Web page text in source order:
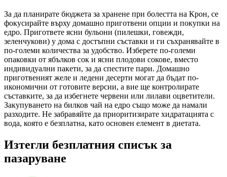
За да планирате бюджета за хранене при болестта на Крон, се
фокусирайте върху домашно приготвени опции и покупки на
едро. Пригответе ясни бульони (пилешки, говежди,
зеленчукови) у дома с достъпни съставки и ги съхранявайте в
по-големи количества за удобство. Изберете по-големи
опаковки от ябълков сок и ясни плодови сокове, вместо
индивидуални пакети, за да спестите пари. Домашно
приготвеният желе и ледени десерти могат да бъдат по-
икономични от готовите версии, а вие ще контролирате
съставките, за да избегнете червени или лилави оцветители.
Закупуването на билков чай на едро също може да намали
разходите. Не забравяйте да приоритизирате хидратацията с
вода, която е безплатна, като основен елемент в диетата.
Изтегли безплатния списък за
пазаруване